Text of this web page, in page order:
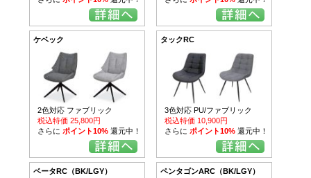
ケベック
2色対応 ファブリック
税込特価 25,800円
さらに ポイント10% 還元中！
タックRC
3色対応 PU/ファブリック
税込特価 10,900円
さらに ポイント10% 還元中！
ベータRC（BK/LGY） ペンタゴンARC（BK/LGY）